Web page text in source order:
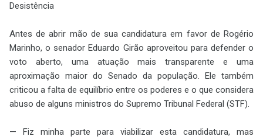
Desistência
Antes de abrir mão de sua candidatura em favor de Rogério
Marinho, o senador Eduardo Girão aproveitou para defender o
voto aberto, uma atuação mais transparente e uma
aproximação maior do Senado da população. Ele também
criticou a falta de equilíbrio entre os poderes e o que considera
abuso de alguns ministros do Supremo Tribunal Federal (STF).
— Fiz minha parte para viabilizar esta candidatura, mas